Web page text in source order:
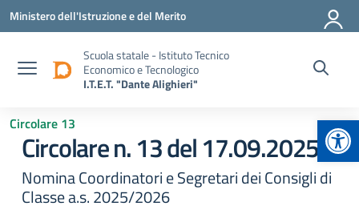
Vai ai contenuti
Vai al menu di navigazione
Vai al footer
Ministero dell'Istruzione e del Merito
Scuola statale - Istituto Tecnico
Economico e Tecnologico
I.T.E.T. "Dante Alighieri"
Circolare 13
Circolare n. 13 del 17.09.2025
Nomina Coordinatori e Segretari dei Consigli di
Classe a.s. 2025/2026